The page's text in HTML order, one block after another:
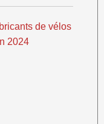
de vélos
2024